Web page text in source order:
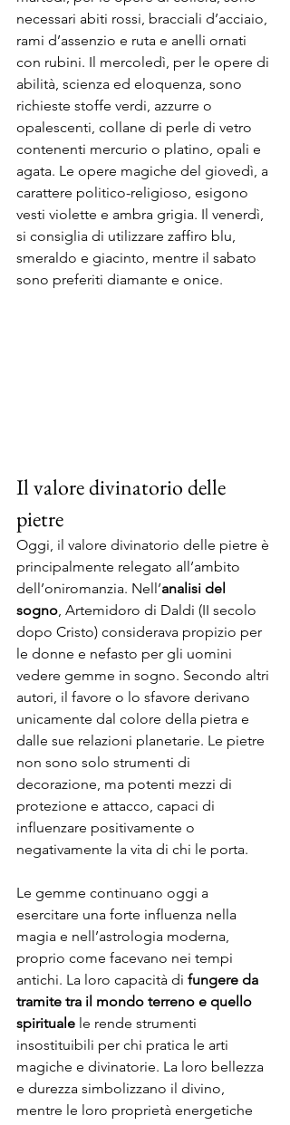
necessari abiti rossi, bracciali d’acciaio,
rami d’assenzio e ruta e anelli ornati
con rubini. Il mercoledì, per le opere di
abilità, scienza ed eloquenza, sono
richieste stoffe verdi, azzurre o
opalescenti, collane di perle di vetro
contenenti mercurio o platino, opali e
agata. Le opere magiche del giovedì, a
carattere politico-religioso, esigono
vesti violette e ambra grigia. Il venerdì,
si consiglia di utilizzare zaffiro blu,
smeraldo e giacinto, mentre il sabato
sono preferiti diamante e onice.
Il valore divinatorio delle
pietre
Oggi, il valore divinatorio delle pietre è
principalmente relegato all’ambito
dell’oniromanzia. Nell’analisi del
sogno , Artemidoro di Daldi (II secolo
dopo Cristo) considerava propizio per
le donne e nefasto per gli uomini
vedere gemme in sogno. Secondo altri
autori, il favore o lo sfavore derivano
unicamente dal colore della pietra e
dalle sue relazioni planetarie. Le pietre
non sono solo strumenti di
decorazione, ma potenti mezzi di
protezione e attacco, capaci di
influenzare positivamente o
negativamente la vita di chi le porta.
Le gemme continuano oggi a
esercitare una forte influenza nella
magia e nell’astrologia moderna,
proprio come facevano nei tempi
antichi. La loro capacità di fungere da
tramite tra il mondo terreno e quello
spirituale le rende strumenti
insostituibili per chi pratica le arti
magiche e divinatorie. La loro bellezza
e durezza simbolizzano il divino,
mentre le loro proprietà energetiche